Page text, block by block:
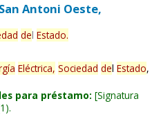
Antoni Oeste,
del Estado.
Eléctrica, Sociedad del Estado,
para préstamo: Signatura